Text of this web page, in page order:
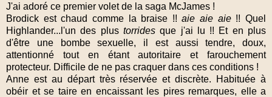
J'ai adoré ce premier volet de la saga McJames !
Brodick est chaud comme la braise !! aie aie aie!! Quel
Highlander...l'un des plus torridesque j'ai lu !! Et en plus
d'être une bombe sexuelle, il est aussi tendre, doux,
attentionné tout en étant autoritaire et farouchement
protecteur. Difficile de ne pas craquer dans ces conditions !
Anne est au départ très réservée et discrète. Habituée à
obéir et se taire en encaissant les pires remarques, elle a